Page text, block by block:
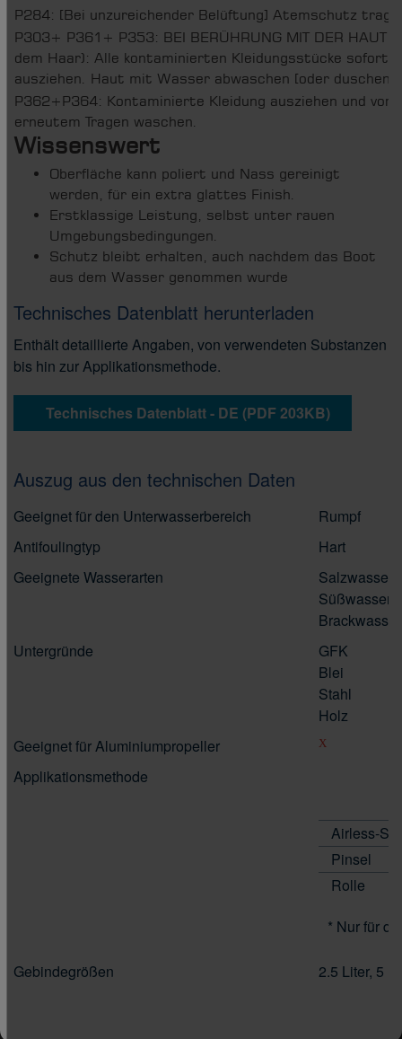
P284: [Bei unzureichender Belüftung] Atemschutz
P303+ P361+ P353: BEI BERÜHRUNG MIT DER HAUT
dem Haar): Alle kontaminierten Kleidungsstücke sofort
ausziehen. Haut mit Wasser abwaschen [oder duschen].
P362+P364: Kontaminierte Kleidung ausziehen und vor
erneutem Tragen waschen.
Wissenswert
Oberfläche kann poliert und Nass gereinigt
werden, für ein extra glattes Finish.
Erstklassige Leistung, selbst unter rauen
Umgebungsbedingungen.
Schutz bleibt erhalten, auch nachdem das Boot
aus dem Wasser genommen wurde
Technisches Datenblatt herunterladen
Enthält detaillierte Angaben, von verwendeten Substanzen
bis hin zur Applikationsmethode.
Technisches Datenblatt - DE (PDF 203KB)
Auszug aus den technischen Daten
Geeignet für den Unterwasserbereich
Rumpf
Antifoulingtyp
Hart
Geeignete Wasserarten
Salzwasser
Süßwasser
Brackwasser
Untergründe
GFK
Blei
Stahl
Holz
Geeignet für Aluminiumpropeller
X
Applikationsmethode
Airless-
Pinsel
Rolle
* Nur für
Gebindegrößen 2.5 Liter, 5